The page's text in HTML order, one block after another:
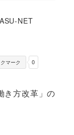
著
ASU-NET
0
マーク
方改革」の